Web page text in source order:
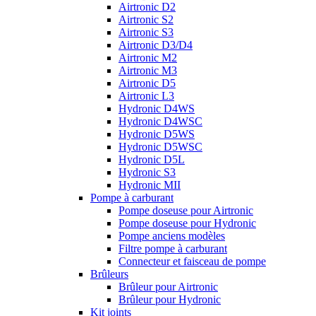
Airtronic D2
Airtronic S2
Airtronic S3
Airtronic D3/D4
Airtronic M2
Airtronic M3
Airtronic D5
Airtronic L3
Hydronic D4WS
Hydronic D4WSC
Hydronic D5WS
Hydronic D5WSC
Hydronic D5L
Hydronic S3
Hydronic MII
Pompe à carburant
Pompe doseuse pour Airtronic
Pompe doseuse pour Hydronic
Pompe anciens modèles
Filtre pompe à carburant
Connecteur et faisceau de pompe
Brûleurs
Brûleur pour Airtronic
Brûleur pour Hydronic
Kit joints